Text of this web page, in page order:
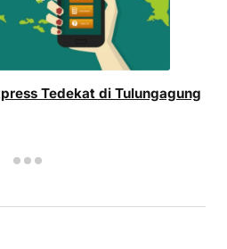
Tedekat di Tulungagung